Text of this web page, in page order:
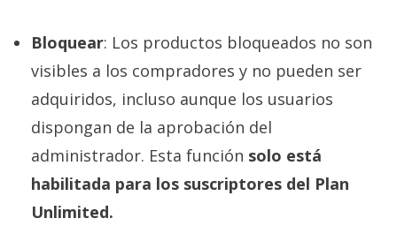
Bloquear: Los productos bloqueados no son
visibles a los compradores y no pueden ser
adquiridos, incluso aunque los usuarios
dispongan de la aprobación del
administrador. Esta función solo está
habilitada para los suscriptores del Plan
Unlimited.